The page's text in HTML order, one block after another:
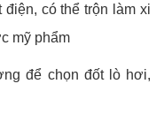
có thể trộn làm xi
mỹ phẩm
để chọn đốt lò hơi,